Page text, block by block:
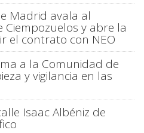
Madrid avala al
y abre la
el contrato con NEO
a la Comunidad de
y vigilancia en las
Isaac Albéniz de